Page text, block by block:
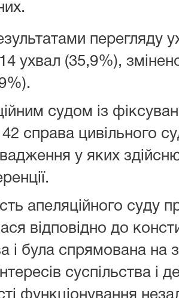
перегляду
ухвал (35,9%),
судом із
42 справа цивільного
у яких
апеляційного суду
відповідно до
і була спрямована на
суспільства і
функціонування